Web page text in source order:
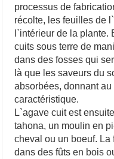
processus de
récolte, les feuilles de
l`intérieur de la
cuits sous terre de
dans des fosses qui
là que les saveurs du
absorbées, donnant
caractéristique.
L`agave cuit est
tahona, un moulin en
cheval ou un boeuf.
dans des fûts en bois